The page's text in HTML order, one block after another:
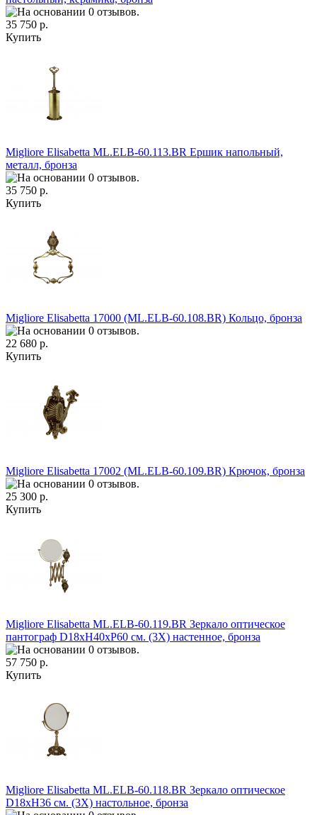
35 750 р.
Купить
Migliore Elisabetta ML.ELB-60.113.BR Ершик напольный,
металл, бронза
35 750 р.
Купить
Migliore Elisabetta 17000 (ML.ELB-60.108.BR) Кольцо, бронза
22 680 р.
Купить
Migliore Elisabetta 17002 (ML.ELB-60.109.BR) Крючок, бронза
25 300 р.
Купить
Migliore Elisabetta ML.ELB-60.119.BR Зеркало оптическое
пантограф D18xH40xP60 см. (3Х) настенное, бронза
57 750 р.
Купить
Migliore Elisabetta ML.ELB-60.118.BR Зеркало оптическое
D18xH36 см. (3Х) настольное, бронза